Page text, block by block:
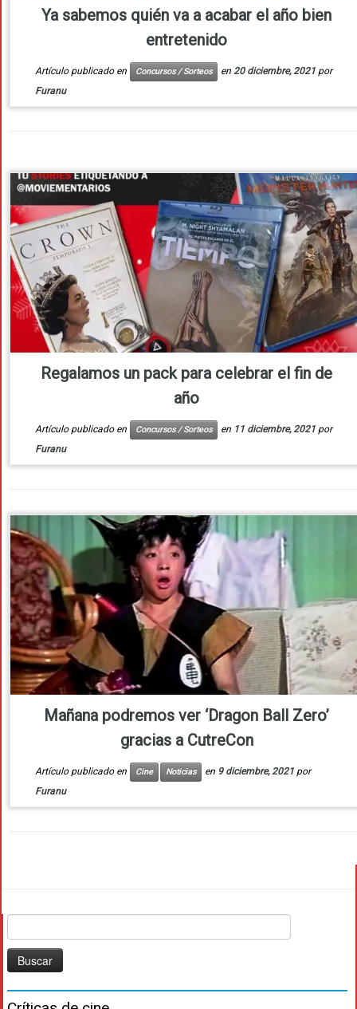
Ya sabemos quién va a acabar el año bien
entretenido
Artículo publicado en Concursos / Sorteos en 20 diciembre, 2021 por
Furanu
Regalamos un pack para celebrar el fin de
año
Artículo publicado en Concursos / Sorteos en 11 diciembre, 2021 por
Furanu
Mañana podremos ver ‘Dragon Ball Zero’
gracias a CutreCon
Artículo publicado en Cine Noticias en 9 diciembre, 2021 por
Furanu